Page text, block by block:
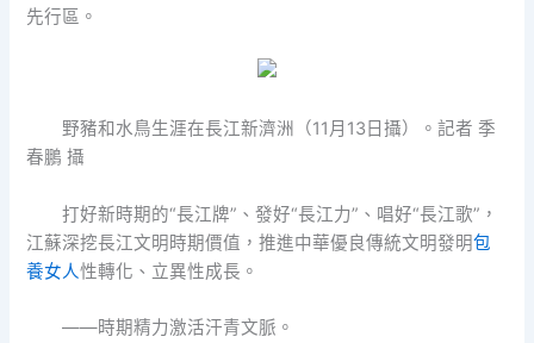
先行區。
野豬和水鳥生涯在長江新濟洲（11月13日攝）。記者 季
春鵬 攝
打好新時期的“長江牌”、發好“長江力”、唱好“長江歌”，
江蘇深挖長江文明時期價值，推進中華優良傳統文明發明包
養女人性轉化、立異性成長。
——時期精力激活汗青文脈。